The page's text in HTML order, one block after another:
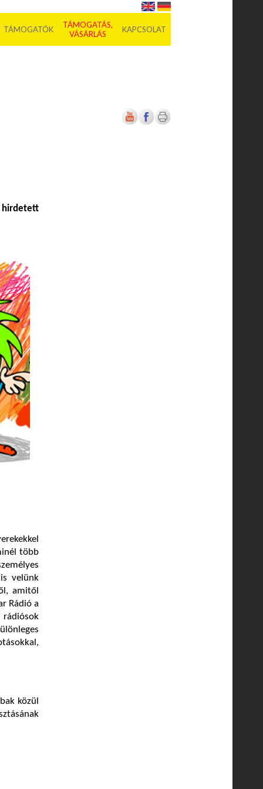
TÁMOGATÓK
TÁMOGATÁS,
VÁSÁRLÁS
KAPCSOLAT
hirdetett
több
velünk
amitől
Rádió a
közül